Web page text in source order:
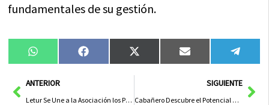
fundamentales de su gestión.
Compartir
en
WhatsAppCompartir
en
FacebookCompartir
en
X
(Twitter)
Compartir
en
Email
en
AntANTERIOR
Letur Se Une a la Asociación los Pueblos Más Bonitos de España en 2025 para Impulsar su Recuperación Tras la DANA
SIGUIENTE
Cabañero Descubre el Potencial Agroalimentario Provincial en la Feria de la Nuez y Productos Tradicionales de Nerpio